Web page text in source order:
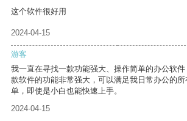
这个软件很好用
2024-04-15
游客
我一直在寻找一款功能强大、操作简单的办公软
款软件的功能非常强大，可以满足我日常办公的
单，即使是小白也能快速上手。
2024-04-15